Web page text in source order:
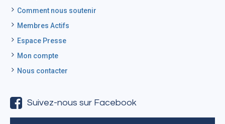
Comment nous soutenir
Membres Actifs
Espace Presse
Mon compte
Nous contacter
Suivez-nous sur Facebook